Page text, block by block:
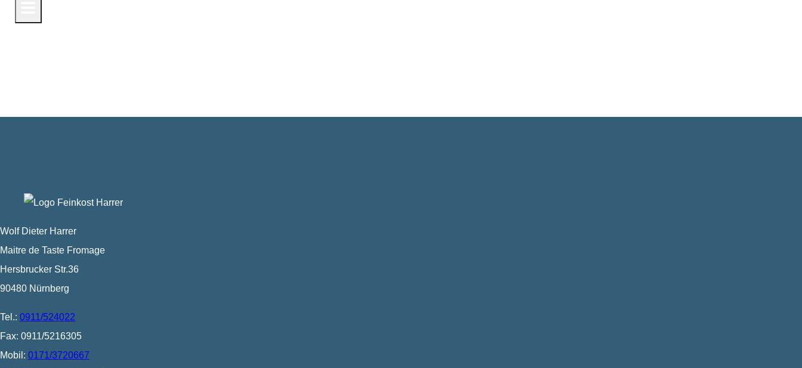
Wolf Dieter Harrer
Maitre de Taste Fromage
Hersbrucker Str.36
90480 Nürnberg
Tel.: 0911/524022
Fax: 0911/5216305
Mobil: 0171/3720667